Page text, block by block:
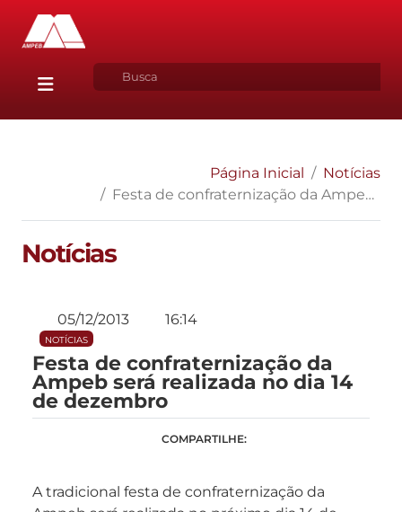
Página Inicial
Notícias
Festa de confraternização da Ampeb será realizada no dia 14 de dezembro
Notícias
05/12/2013 16:14
NOTÍCIAS
Festa de confraternização da
Ampeb será realizada no dia 14
de dezembro
COMPARTILHE:
A tradicional festa de confraternização da